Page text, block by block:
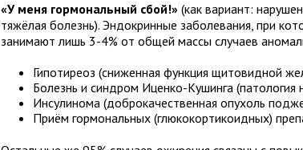
«У меня гормональный сбой!» (как вариант:
тяжёлая болезнь). Эндокринные заболевания, при
занимают лишь 3-4% от общей массы случаев
Гипотиреоз (сниженная функция щитовидной
Болезнь и синдром Иценко-Кушинга (патология
Инсулинома (доброкачественная опухоль
Приём гормональных (глюкокортикоидных)